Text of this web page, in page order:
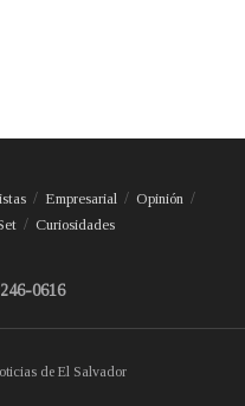
Empresarial
Opinión
Curiosidades
0616
de El Salvador